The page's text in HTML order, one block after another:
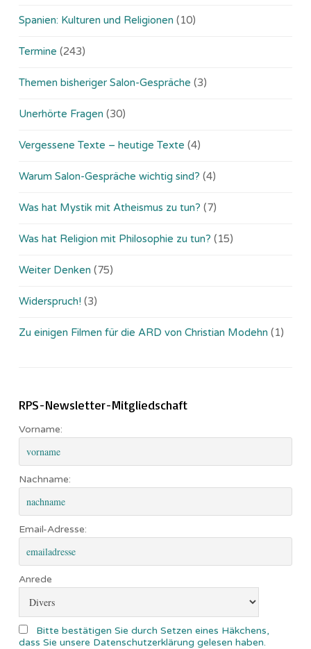
Spanien: Kulturen und Religionen (10)
Termine (243)
Themen bisheriger Salon-Gespräche (3)
Unerhörte Fragen (30)
Vergessene Texte – heutige Texte (4)
Warum Salon-Gespräche wichtig sind? (4)
Was hat Mystik mit Atheismus zu tun? (7)
Was hat Religion mit Philosophie zu tun? (15)
Weiter Denken (75)
Widerspruch! (3)
Zu einigen Filmen für die ARD von Christian Modehn (1)
RPS-Newsletter-Mitgliedschaft
Vorname:
Nachname:
Email-Adresse:
Anrede
Bitte bestätigen Sie durch Setzen eines Häkchens,
dass Sie unsere Datenschutzerklärung gelesen haben.